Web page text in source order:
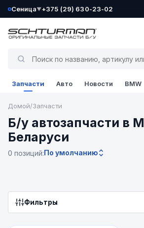
Сеница▼
Ваш склад определён как:
+375 (29) 630-23-02
Запчасти Авто Новости BMW
Домой/Запчасти
Б/у автозапчасти в
Беларуси
0 позиций:По умолчанию
Фильтры